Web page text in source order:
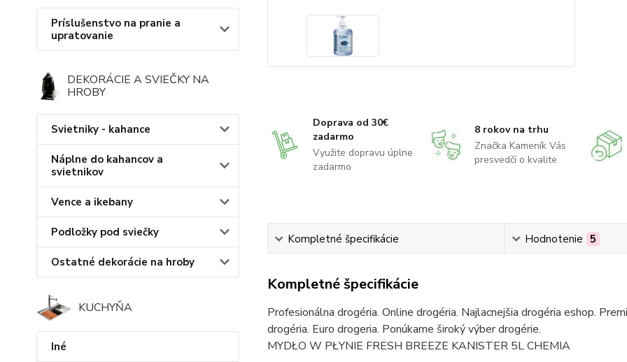
Príslušenstvo na pranie a
upratovanie
DEKORÁCIE A SVIEČKY NA
HROBY
Svietniky - kahance
Náplne do kahancov a
svietnikov
Vence a ikebany
Podložky pod sviečky
Ostatné dekorácie na hroby
KUCHYŇA
Iné
Doprava od 30€
zadarmo
Využite dopravu úplne
zadarmo
8 rokov na trhu
Značka Kameník Vás
presvedčí o kvalite
Kompletné špecifikácie Hodnotenie 5
Kompletné špecifikácie
Profesionálna drogéria. Online drogéria. Najlacnejšia drogéria eshop.
drogéria. Euro drogeria. Ponúkame široký výber drogérie.
MYDŁO W PŁYNIE FRESH BREEZE KANISTER 5L CHEMIA